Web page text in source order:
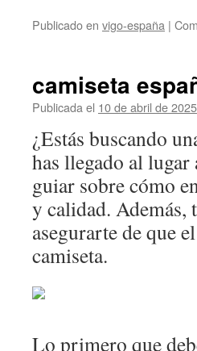
Publicado en vigo-españa |
camiseta
Publicada el 10 de abril de 2025
¿Estás buscando
has llegado al
guiar sobre cómo
y calidad. Además,
asegurarte de que
camiseta.
Lo primero que